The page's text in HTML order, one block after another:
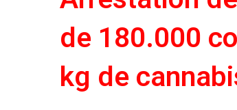
de 180.000
kg de